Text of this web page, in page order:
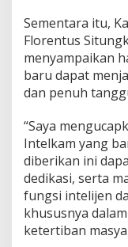
Sementara itu,
Florentus
menyampaikan
baru dapat
dan penuh
“Saya
Intelkam yang
diberikan ini
dedikasi, serta
fungsi intelijen
khususnya
ketertiban